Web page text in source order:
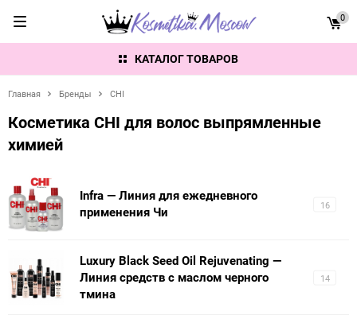
КАТАЛОГ ТОВАРОВ
0
Главная Бренды CHI
Косметика CHI для волос выпрямленные
химией
16
Infra — Линия для ежедневного
применения Чи
14
Luxury Black Seed Oil Rejuvenating —
Линия средств с маслом черного
тмина